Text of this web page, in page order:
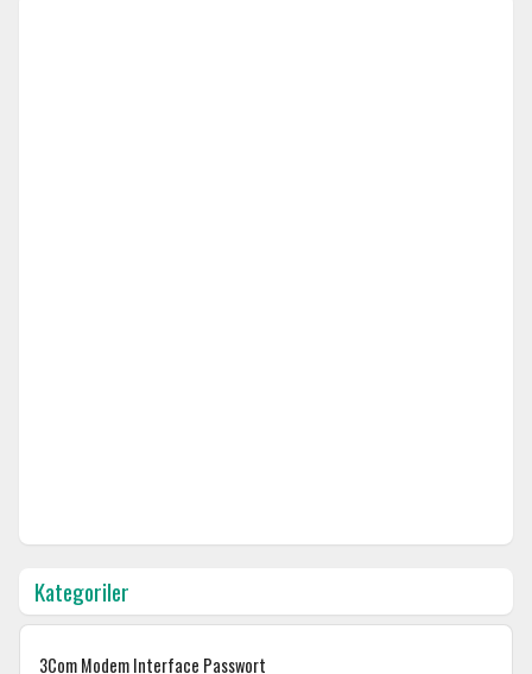
Kategoriler
3Com Modem Interface Passwort